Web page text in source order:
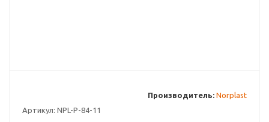
Артикул: NPL-P-84-11
Производитель: Norplast